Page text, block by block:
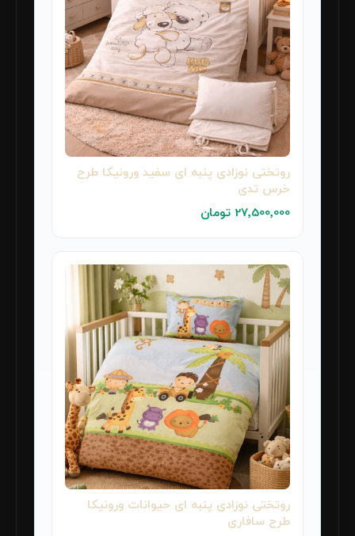
روتختی نوزادی پنبه ای سفید ورونیکا طرح
خرس تدی
27٬500٬000 تومان
روتختی نوزادی پنبه ای حیوانات ورونیکا
طرح سافاری